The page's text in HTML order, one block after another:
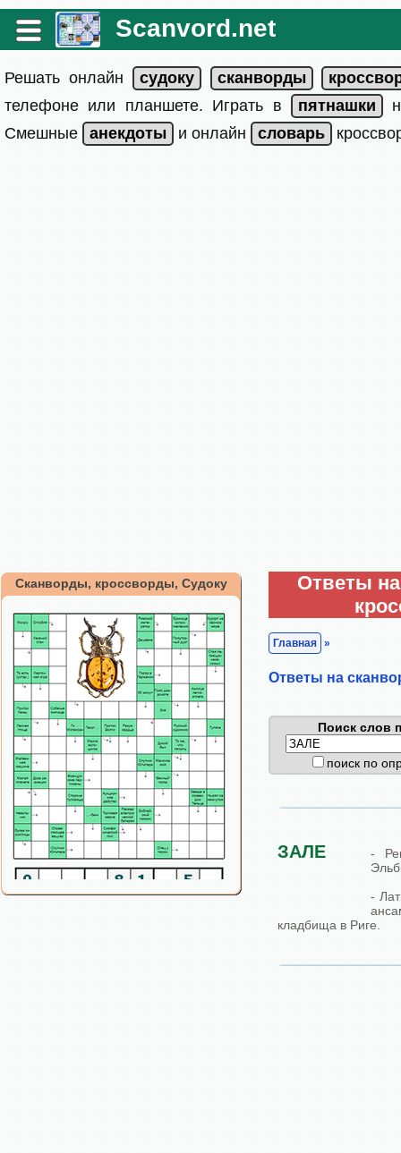
Scanvord.net
Решать онлайн
телефоне или планшете. Играть в
Смешные
и онлайн
Сканворды, кроссворды, Судоку
Ответы
Главная »
Ответы на
Поиск слов
поиск по
ЗАЛЕ
-
-
кладбища в Риге.